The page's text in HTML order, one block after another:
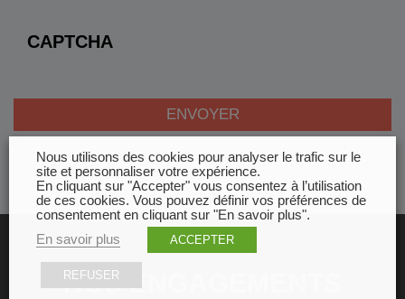
CAPTCHA
NOS ENGAGEMENTS
Nous utilisons des cookies pour analyser le trafic sur le
site et personnaliser votre expérience.
En cliquant sur "Accepter" vous consentez à l’utilisation
de ces cookies. Vous pouvez définir vos préférences de
consentement en cliquant sur "En savoir plus".
En savoir plus
ACCEPTER
REFUSER